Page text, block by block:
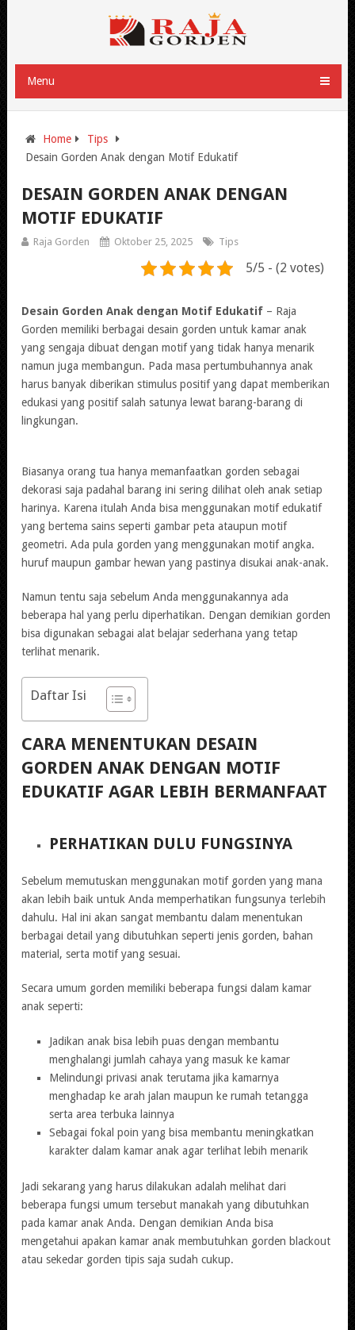
Menu
Home
Tips
Desain Gorden Anak dengan Motif Edukatif
DESAIN GORDEN ANAK DENGAN
MOTIF EDUKATIF
Raja Gorden Oktober 25, 2025 Tips
5/5 - (2 votes)
Desain Gorden Anak dengan Motif Edukatif – Raja
Gorden memiliki berbagai desain gorden untuk kamar anak
yang sengaja dibuat dengan motif yang tidak hanya menarik
namun juga membangun. Pada masa pertumbuhannya anak
harus banyak diberikan stimulus positif yang dapat memberikan
edukasi yang positif salah satunya lewat barang-barang di
lingkungan.
Biasanya orang tua hanya memanfaatkan gorden sebagai
dekorasi saja padahal barang ini sering dilihat oleh anak setiap
harinya. Karena itulah Anda bisa menggunakan motif edukatif
yang bertema sains seperti gambar peta ataupun motif
geometri. Ada pula gorden yang menggunakan motif angka.
huruf maupun gambar hewan yang pastinya disukai anak-anak.
Namun tentu saja sebelum Anda menggunakannya ada
beberapa hal yang perlu diperhatikan. Dengan demikian gorden
bisa digunakan sebagai alat belajar sederhana yang tetap
terlihat menarik.
Daftar Isi
CARA MENENTUKAN DESAIN
GORDEN ANAK DENGAN MOTIF
EDUKATIF AGAR LEBIH BERMANFAAT
PERHATIKAN DULU FUNGSINYA
Sebelum memutuskan menggunakan motif gorden yang mana
akan lebih baik untuk Anda memperhatikan fungsunya terlebih
dahulu. Hal ini akan sangat membantu dalam menentukan
berbagai detail yang dibutuhkan seperti jenis gorden, bahan
material, serta motif yang sesuai.
Secara umum gorden memiliki beberapa fungsi dalam kamar
anak seperti:
Jadikan anak bisa lebih puas dengan membantu
menghalangi jumlah cahaya yang masuk ke kamar
Melindungi privasi anak terutama jika kamarnya
menghadap ke arah jalan maupun ke rumah tetangga
serta area terbuka lainnya
Sebagai fokal poin yang bisa membantu meningkatkan
karakter dalam kamar anak agar terlihat lebih menarik
Jadi sekarang yang harus dilakukan adalah melihat dari
beberapa fungsi umum tersebut manakah yang dibutuhkan
pada kamar anak Anda. Dengan demikian Anda bisa
mengetahui apakan kamar anak membutuhkan gorden blackout
atau sekedar gorden tipis saja sudah cukup.